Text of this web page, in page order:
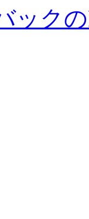
ックの